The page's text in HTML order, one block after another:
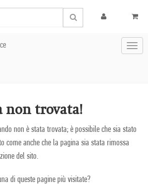
non trovata!
non è stata trovata; è possibile che sia stato
come anche che la pagina sia stata rimossa
del sito.
di queste pagine più visitate?